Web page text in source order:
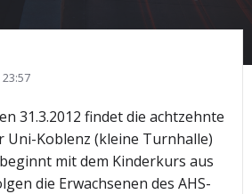
23:57
31.3.2012 findet die achtzehnte
Koblenz (kleine Turnhalle)
mit dem Kinderkurs aus
die Erwachsenen des AHS-